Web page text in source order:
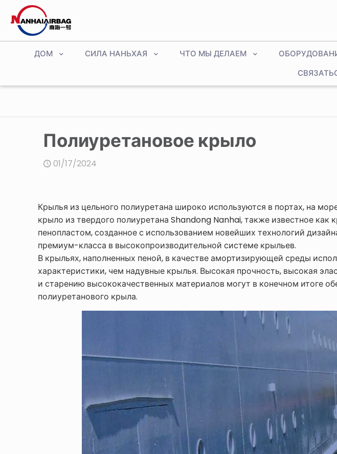
ДОМ СИЛА НАНЬХАЯ ЧТО МЫ ДЕЛАЕМ
Полиуретановое крыло
01/17/2024
Крылья из цельного полиуретана широко используются в портах, на
крыло из твердого полиуретана Shandong Nanhai, также известное
пенопластом, созданное с использованием новейших технологий
премиум-класса в высокопроизводительной системе крыльев.
В крыльях, наполненных пеной, в качестве амортизирующей среды
характеристики, чем надувные крылья. Высокая прочность, высокая
и старению высококачественных материалов могут в конечном итоге
полиуретанового крыла.